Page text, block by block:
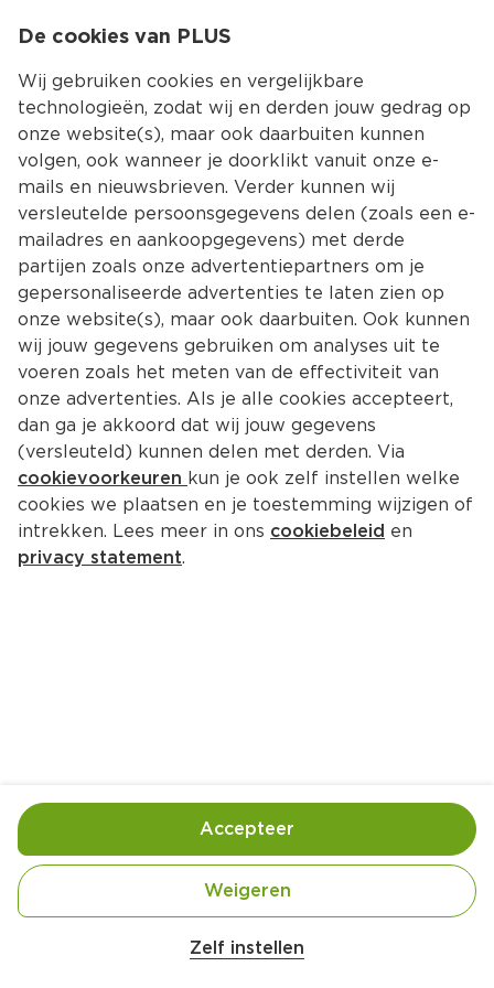
Kies jouw
Terug Producten
Varta Energy Powerbank
10000mAh Box
Handige informatie over dit product
Krachtige powerbank
Laadt  3 toestellen simultaan op
De cookies van PLUS
Wij gebruiken cookies en vergelijkbare
technologieën, zodat wij en derden jouw gedrag op
onze website(s), maar ook daarbuiten kunnen
volgen, ook wanneer je doorklikt vanuit onze e-
mails en nieuwsbrieven. Verder kunnen wij
versleutelde persoonsgegevens delen (zoals een e-
mailadres en aankoopgegevens) met derde
partijen zoals onze advertentiepartners om je
gepersonaliseerde advertenties te laten zien op
onze website(s), maar ook daarbuiten. Ook kunnen
wij jouw gegevens gebruiken om analyses uit te
voeren zoals het meten van de effectiviteit van
onze advertenties. Als je alle cookies accepteert,
dan ga je akkoord dat wij jouw gegevens
(versleuteld) kunnen delen met derden. Via
cookievoorkeuren kun je ook zelf instellen welke
cookies we plaatsen en je toestemming wijzigen of
intrekken. Lees meer in ons cookiebeleid en
privacy statement.
Zelf instellen
Weigeren
Accepteer